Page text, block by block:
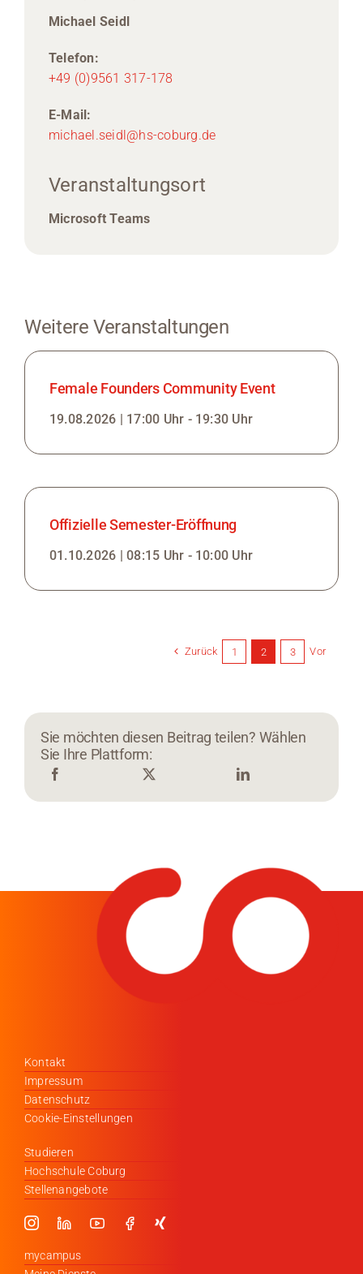
Michael Seidl
Telefon:
+49 (0)9561 317-178
E-Mail:
michael.seidl@hs-coburg.de
Veranstaltungsort
Microsoft Teams
Weitere Veranstaltungen
Female Founders Community Event
19.08.2026 | 17:00 Uhr - 19:30 Uhr
Offizielle Semester-Eröffnung
01.10.2026 | 08:15 Uhr - 10:00 Uhr
Zurück 1 2 3 Vor
Sie möchten diesen Beitrag teilen? Wählen
Sie Ihre Plattform:
Kontakt
Impressum
Datenschutz
Cookie-Einstellungen
Studieren
Hochschule Coburg
Stellenangebote
mycampus